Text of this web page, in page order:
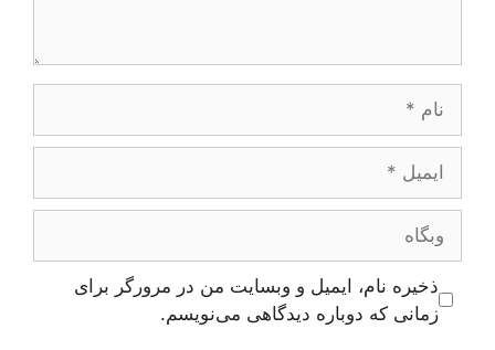
وبگاه
ذخیره نام، ایمیل و وبسایت من در مرورگر برای
زمانی که دوباره دیدگاهی می‌نویسم.